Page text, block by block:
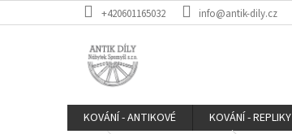
na
+420601165032 info@antik-dily.cz
KOVÁNÍ - ANTIKOVÉ KOVÁNÍ - REPLIKY